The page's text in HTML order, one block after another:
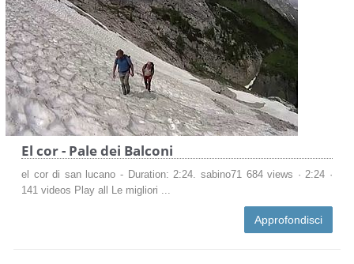
El cor - Pale dei Balconi
el cor di san lucano - Duration: 2:24. sabino71 684 views · 2:24 ·
141 videos Play all Le migliori ...
Approfondisci